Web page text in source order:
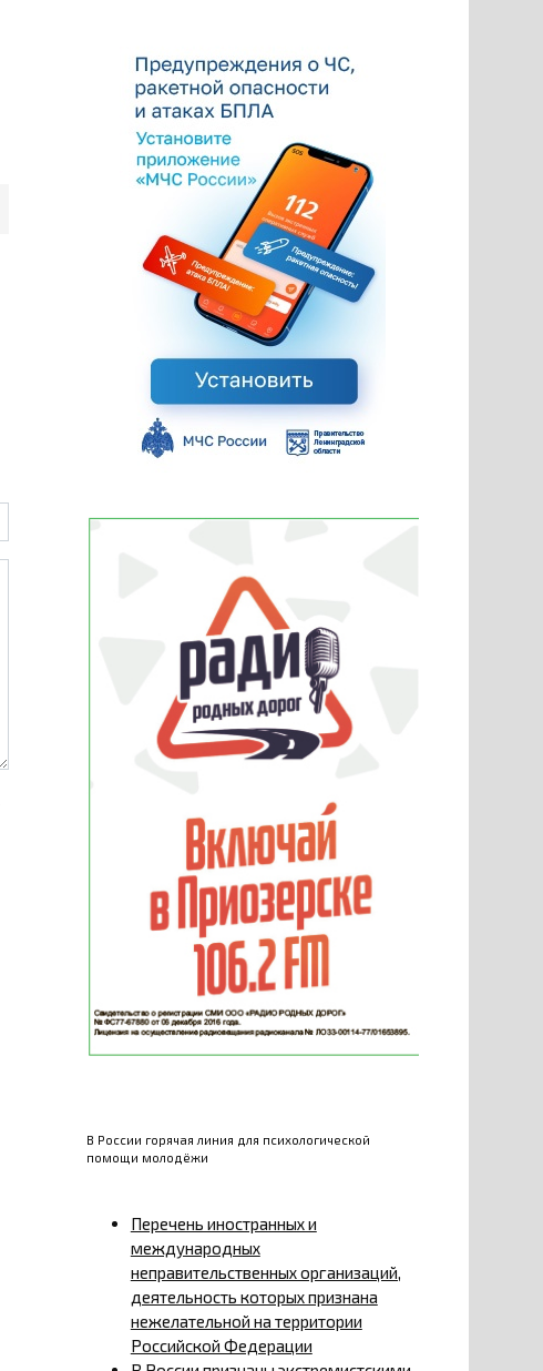
В России горячая линия для психологической
помощи молодёжи
Перечень иностранных и
международных
неправительственных организаций,
деятельность которых признана
нежелательной на территории
Российской Федерации